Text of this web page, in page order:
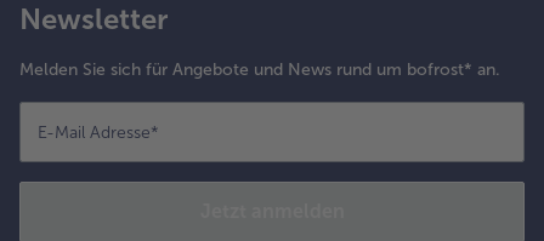
Newsletter
Melden Sie sich für Angebote und News rund um bofrost* an.
E-Mail Adresse*